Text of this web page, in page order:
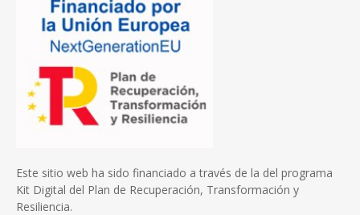
Este sitio web ha sido financiado a través de la del programa
Kit Digital del Plan de Recuperación, Transformación y
Resiliencia.